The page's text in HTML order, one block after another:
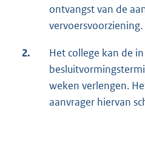
ontvangst van de
vervoersvoorziening.
2.
Het college kan de
weken verlengen.
aanvrager hiervan